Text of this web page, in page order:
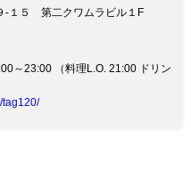
し営業をしてまいります お席は
りますが ご注文により隣室にて
お昼食特別コースもございます
ませ 女将 大菅孝子
‐１５ 第二クワムラビル１F
～23:00 （料理L.O. 21:00 ドリン
tag120/